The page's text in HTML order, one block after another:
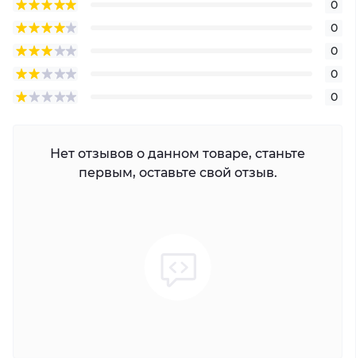
0
0
0
0
0
Нет отзывов о данном товаре, станьте
первым, оставьте свой отзыв.